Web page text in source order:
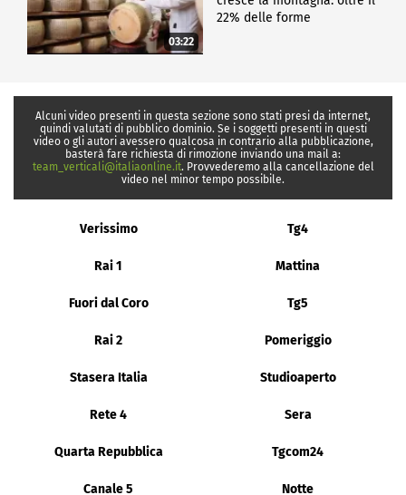
03:22
22% delle forme
Alcuni video presenti in questa sezione sono stati presi da internet,
quindi valutati di pubblico dominio. Se i soggetti presenti in questi
video o gli autori avessero qualcosa in contrario alla pubblicazione,
basterà fare richiesta di rimozione inviando una mail a:
team_verticali@italiaonline.it. Provvederemo alla cancellazione del
video nel minor tempo possibile.
Verissimo Tg4
Rai 1 Mattina
Fuori dal Coro Tg5
Rai 2 Pomeriggio
Stasera Italia Studioaperto
Rete 4 Sera
Quarta Repubblica Tgcom24
Canale 5 Notte